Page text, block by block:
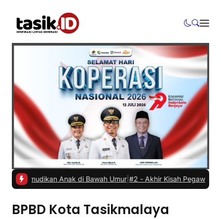
Anak di Bawah Umur| #2 -Akhir Kisah Pegawai RSUD
BPBD Kota Tasikmalaya